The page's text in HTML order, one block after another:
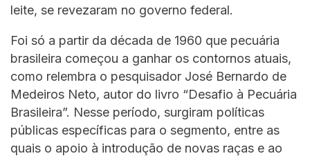
leite, se revezaram no governo federal.
Foi só a partir da década de 1960 que pecuária
brasileira começou a ganhar os contornos atuais,
como relembra o pesquisador José Bernardo de
Medeiros Neto, autor do livro “Desafio à Pecuária
Brasileira”. Nesse período, surgiram políticas
públicas específicas para o segmento, entre as
quais o apoio à introdução de novas raças e ao